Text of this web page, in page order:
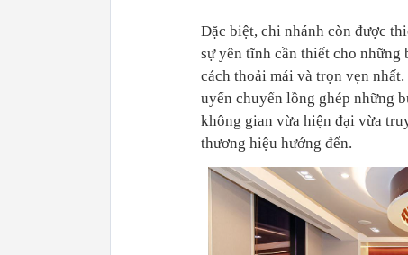
Đặc biệt, chi nhánh còn được
sự yên tĩnh cần thiết cho những
cách thoải mái và trọn vẹn
uyển chuyển lồng ghép những
không gian vừa hiện đại vừa
thương hiệu hướng đến.